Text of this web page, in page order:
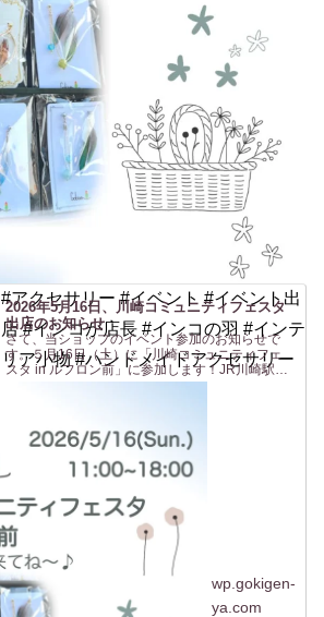
2026年5月16日、川崎コミュニティフェスタ
出店のお知らせ
さて、当ショップのイベント参加のお知らせで
す。５月16日（土）に「川崎コミュニティフェ
スタ in ルフロン前」に参加します！JR川崎駅東
口 からすぐの駅前広場(ルフロン前広場)での開催
wp.gokigen-
ya.com
#アクセサリー #イベント #イベント出
店 #インコが店長 #インコの羽 #インテ
リア小物 #ハンドメイドアクセサリー